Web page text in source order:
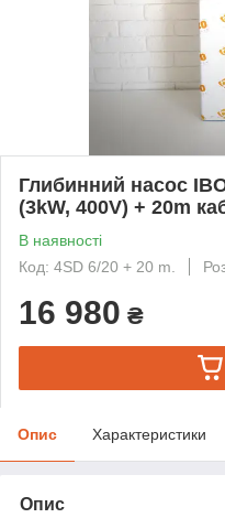
Глибинний насос
(3kW, 400V) + 20m
В наявності
Код: 4SD 6/20 + 20 m.
16 980 ₴
Опис Характеристики
Опис